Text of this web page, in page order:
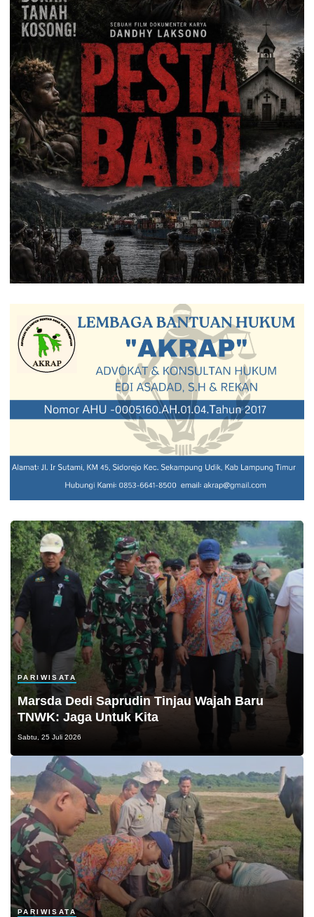
PARIWISATA
Marsda Dedi Saprudin Tinjau Wajah Baru
TNWK: Jaga Untuk Kita
Sabtu, 25 Juli 2026
PARIWISATA